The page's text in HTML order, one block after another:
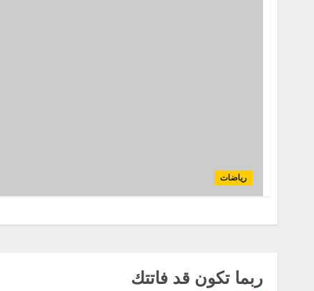
رياضات
ربما تكون قد فاتتك